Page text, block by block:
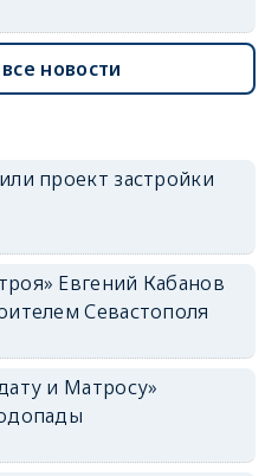
новости
проект застройки
Евгений Кабанов
Севастополя
и Матросу»